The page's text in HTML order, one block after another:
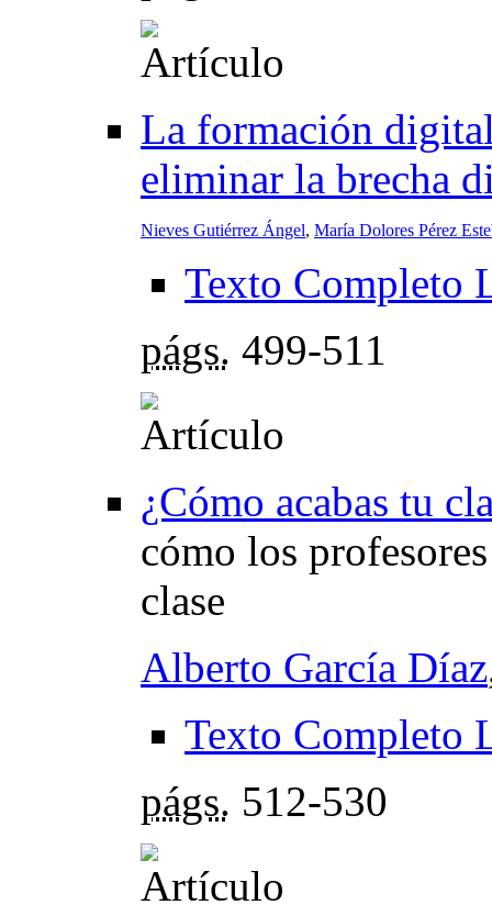
La formación
eliminar la brecha
Nieves Gutiérrez Ángel, María Dolores Pérez
Texto Completo
págs. 499-511
¿Cómo acabas tu
cómo los
clase
Alberto García Díaz
Texto Completo
págs. 512-530